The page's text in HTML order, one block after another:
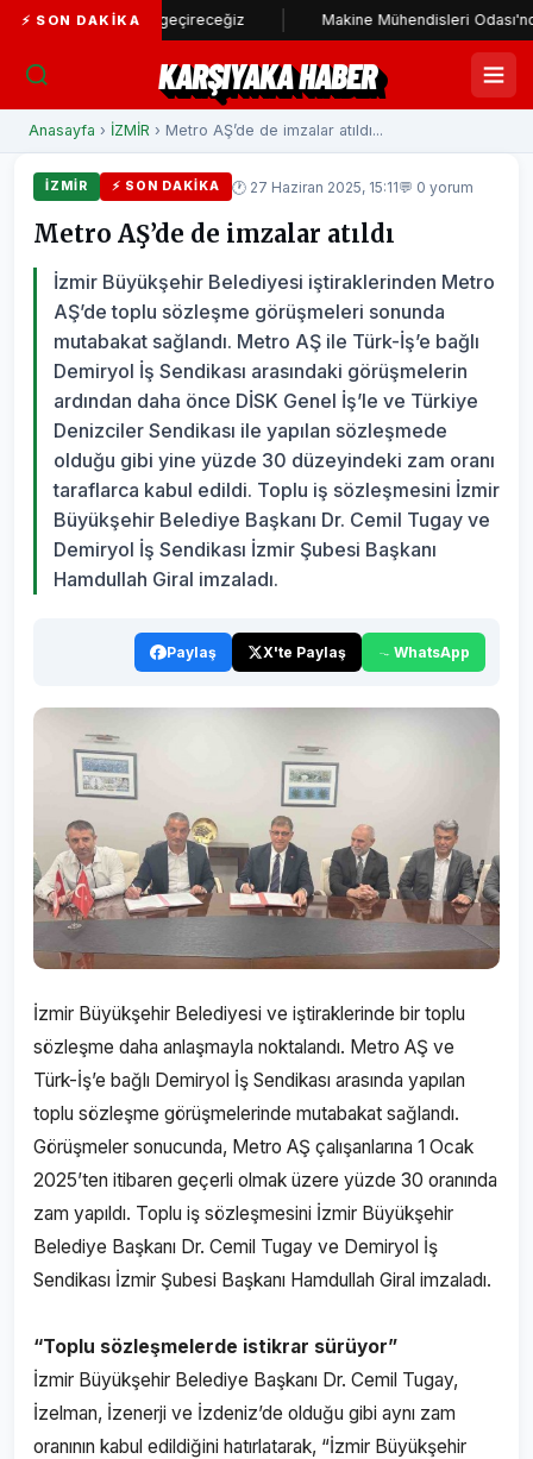
⚡ SON DAKIKA
hayata geçireceğiz Makine Mühendisleri Odası'ndan Başkan
KARŞIYAKA HABER
Anasayfa › İZMİR › Metro AŞ’de de imzalar atıldı...
İZMİR ⚡ SON DAKIKA 🕐 27 Haziran 2025, 15:11💬 0 yorum
Metro AŞ’de de imzalar atıldı
İzmir Büyükşehir Belediyesi iştiraklerinden Metro
AŞ’de toplu sözleşme görüşmeleri sonunda
mutabakat sağlandı. Metro AŞ ile Türk-İş’e bağlı
Demiryol İş Sendikası arasındaki görüşmelerin
ardından daha önce DİSK Genel İş’le ve Türkiye
Denizciler Sendikası ile yapılan sözleşmede
olduğu gibi yine yüzde 30 düzeyindeki zam oranı
taraflarca kabul edildi. Toplu iş sözleşmesini İzmir
Büyükşehir Belediye Başkanı Dr. Cemil Tugay ve
Demiryol İş Sendikası İzmir Şubesi Başkanı
Hamdullah Giral imzaladı.
Paylaş X'te Paylaş WhatsApp
İzmir Büyükşehir Belediyesi ve iştiraklerinde bir toplu
sözleşme daha anlaşmayla noktalandı. Metro AŞ ve
Türk-İş’e bağlı Demiryol İş Sendikası arasında yapılan
toplu sözleşme görüşmelerinde mutabakat sağlandı.
Görüşmeler sonucunda, Metro AŞ çalışanlarına 1 Ocak
2025’ten itibaren geçerli olmak üzere yüzde 30 oranında
zam yapıldı. Toplu iş sözleşmesini İzmir Büyükşehir
Belediye Başkanı Dr. Cemil Tugay ve Demiryol İş
Sendikası İzmir Şubesi Başkanı Hamdullah Giral imzaladı.
“Toplu sözleşmelerde istikrar sürüyor”
İzmir Büyükşehir Belediye Başkanı Dr. Cemil Tugay,
İzelman, İzenerji ve İzdeniz’de olduğu gibi aynı zam
oranının kabul edildiğini hatırlatarak, “İzmir Büyükşehir